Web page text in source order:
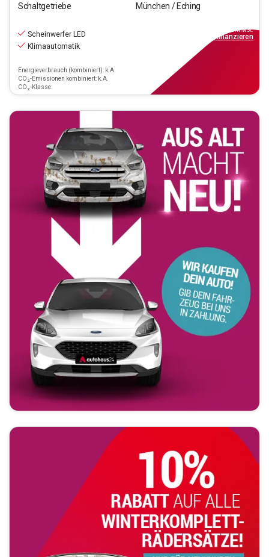
Schaltgetriebe
München / Eching
Scheinwerfer LED
Klimaautomatik
Energieverbrauch (kombiniert): k.A.
CO₂-Emissionen kombiniert: k.A.
CO₂-Klasse:
inkl.MwSt.
finanzieren